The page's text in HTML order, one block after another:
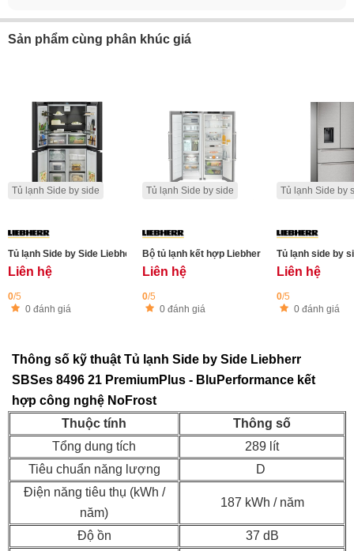
Sản phẩm cùng phân khúc giá
Tủ lạnh Side by side
Tủ lạnh Side by Side Liebherr MBbsdi 9024 - kiểu Pháp - 572L - Công nghệ
Liên hệ
0/5
0 đánh giá
Tủ lạnh Side by side
Bộ tủ lạnh kết hợp Liebherr SFNsdd 526i
Liên hệ
0/5
0 đánh giá
Tủ lạnh Side by
Tủ lạnh side by
Liên hệ
0/5
0 đánh giá
Thông số kỹ thuật Tủ lạnh Side by Side Liebherr
SBSes 8496 21 PremiumPlus - BluPerformance kết
hợp công nghệ NoFrost
Thuộc tính
Thông số
Tổng dung tích
289 lít
Tiêu chuẩn năng lượng
D
Điện năng tiêu thụ (kWh /
năm)
187 kWh / năm
Độ ồn 37 dB